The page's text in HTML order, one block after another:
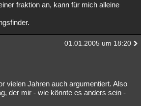
fraktion an, kann für mich alleine
01.01.2005 um 18:20
vielen Jahren auch argumentiert. Also
der mir - wie könnte es anders sein -